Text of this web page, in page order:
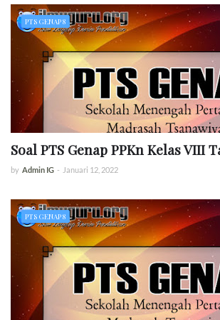
PTS GENAP 8
Soal PTS Genap PPKn Kelas VIII
by Admin IG - Januari 12, 2022
PTS GENAP 8